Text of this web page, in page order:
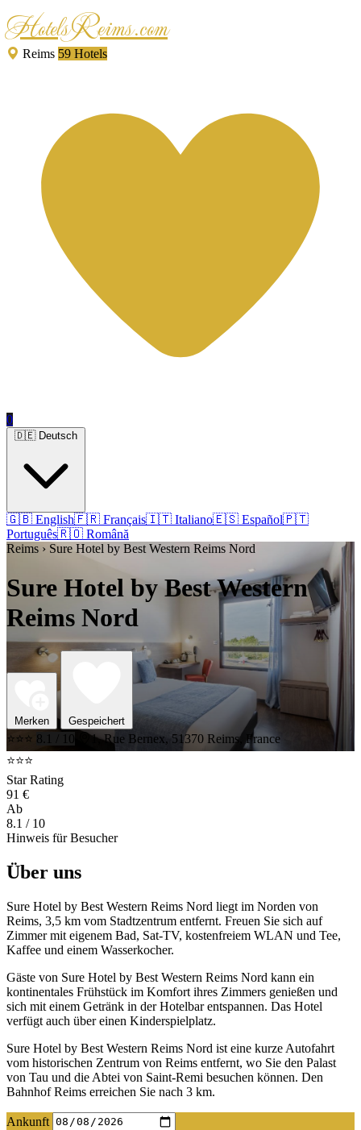
HotelsReims.com
Reims 59 Hotels
0
🇬🇧 English🇫🇷 Français🇮🇹 Italiano🇪🇸 Español🇵🇹
Português🇷🇴 Română
Reims › Sure Hotel by Best Western Reims Nord
Sure Hotel by Best Western
Reims Nord
Merken Gespeichert
⭐⭐⭐ 8.1 / 10
1, Rue Bernex, 51370 Reims, France
⭐⭐⭐
Star Rating
91 €
Ab
8.1 / 10
Hinweis für Besucher
Über uns
Sure Hotel by Best Western Reims Nord liegt im Norden von
Reims, 3,5 km vom Stadtzentrum entfernt. Freuen Sie sich auf
Zimmer mit eigenem Bad, Sat-TV, kostenfreiem WLAN und Tee,
Kaffee und einem Wasserkocher.
Gäste von Sure Hotel by Best Western Reims Nord kann ein
kontinentales Frühstück im Komfort ihres Zimmers genießen und
sich mit einem Getränk in der Hotelbar entspannen. Das Hotel
verfügt auch über einen Kinderspielplatz.
Sure Hotel by Best Western Reims Nord ist eine kurze Autofahrt
vom historischen Zentrum von Reims entfernt, wo Sie den Palast
von Tau und die Abtei von Saint-Remi besuchen können. Den
Bahnhof Reims erreichen Sie nach 3 km.
Ankunft